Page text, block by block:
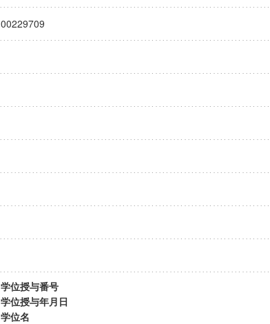
00229709
学位授与番号
学位授与年月日
学位名